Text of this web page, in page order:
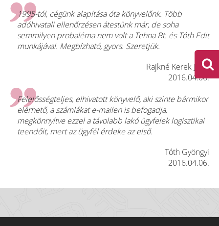
1995-tól, cégünk alapítása óta könyvelőnk. Több
adóhivatali ellenőrzésen átestünk már, de soha
semmilyen probaléma nem volt a Tehna Bt. és Tóth Edit
munkájával. Megbízható, gyors. Szeretjük.
Rajkné Kerek Judit
2016.04.06.
Felelősségteljes, elhivatott könyvelő, aki szinte bármikor
elérhető, a számlákat e-mailen is befogadja,
megkönnyítve ezzel a távolabb lakó ügyfelek logisztikai
teendőit, mert az ügyfél érdeke az első.
Tóth Gyöngyi
2016.04.06.